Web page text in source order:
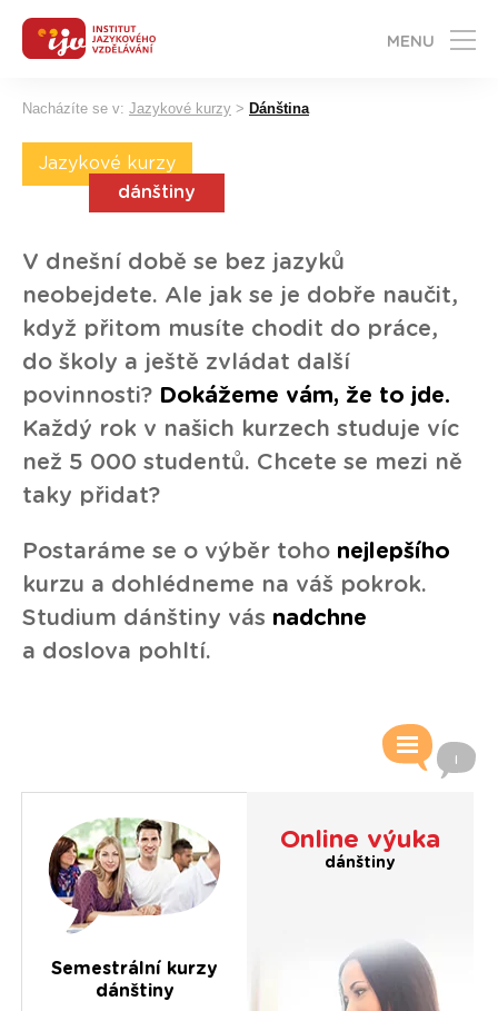
MENU
Nacházíte se v: Jazykové kurzy > Dánština
Jazykové kurzy
dánštiny
V dnešní době se bez jazyků
neobejdete. Ale jak se je dobře naučit,
když přitom musíte chodit do práce,
do školy a ještě zvládat další
povinnosti? Dokážeme vám, že to jde.
Každý rok v našich kurzech studuje víc
než 5 000 studentů. Chcete se mezi ně
taky přidat?
Postaráme se o výběr toho nejlepšího
kurzu a dohlédneme na váš pokrok.
Studium dánštiny vás nadchne
a doslova pohltí.
Semestrální kurzy
dánštiny
Online výuka
dánštiny